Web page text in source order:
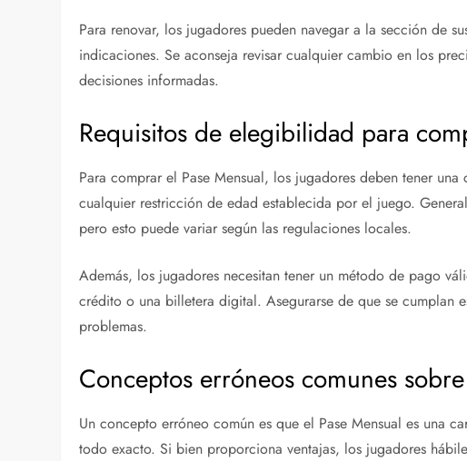
Para renovar, los jugadores pueden navegar a la sección de
indicaciones. Se aconseja revisar cualquier cambio en los
decisiones informadas.
Requisitos de elegibilidad para
Para comprar el Pase Mensual, los jugadores deben tener
cualquier restricción de edad establecida por el juego.
pero esto puede variar según las regulaciones locales.
Además, los jugadores necesitan tener un método de pago
crédito o una billetera digital. Asegurarse de que se cumplan
problemas.
Conceptos erróneos comunes
Un concepto erróneo común es que el Pase Mensual es una
todo exacto. Si bien proporciona ventajas, los jugadores